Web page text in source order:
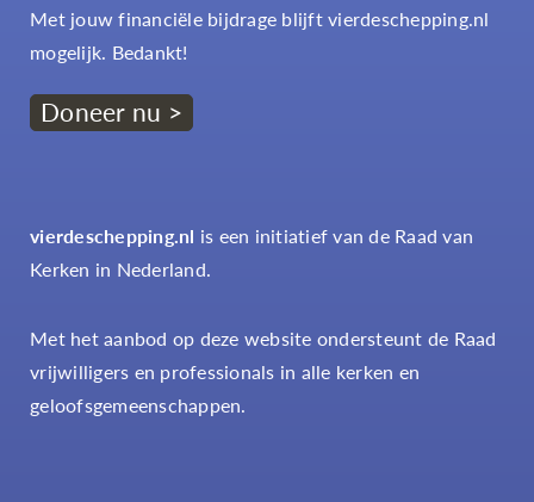
Met jouw financiële bijdrage blijft vierdeschepping.nl
mogelijk. Bedankt!
Doneer nu >
vierdeschepping.nl is een initiatief van de Raad van
Kerken in Nederland.
Met het aanbod op deze website ondersteunt de Raad
vrijwilligers en professionals in alle kerken en
geloofsgemeenschappen.